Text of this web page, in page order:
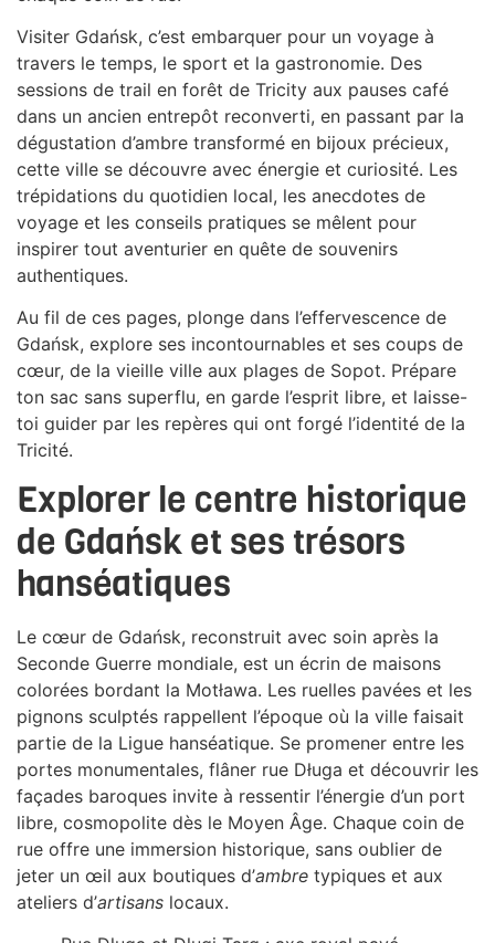
Visiter Gdańsk, c’est embarquer pour un voyage à
travers le temps, le sport et la gastronomie. Des
sessions de trail en forêt de Tricity aux pauses café
dans un ancien entrepôt reconverti, en passant par la
dégustation d’ambre transformé en bijoux précieux,
cette ville se découvre avec énergie et curiosité. Les
trépidations du quotidien local, les anecdotes de
voyage et les conseils pratiques se mêlent pour
inspirer tout aventurier en quête de souvenirs
authentiques.
Au fil de ces pages, plonge dans l’effervescence de
Gdańsk, explore ses incontournables et ses coups de
cœur, de la vieille ville aux plages de Sopot. Prépare
ton sac sans superflu, en garde l’esprit libre, et laisse-
toi guider par les repères qui ont forgé l’identité de la
Tricité.
Explorer le centre historique
de Gdańsk et ses trésors
hanséatiques
Le cœur de Gdańsk, reconstruit avec soin après la
Seconde Guerre mondiale, est un écrin de maisons
colorées bordant la Motława. Les ruelles pavées et les
pignons sculptés rappellent l’époque où la ville faisait
partie de la Ligue hanséatique. Se promener entre les
portes monumentales, flâner rue Długa et découvrir les
façades baroques invite à ressentir l’énergie d’un port
libre, cosmopolite dès le Moyen Âge. Chaque coin de
rue offre une immersion historique, sans oublier de
jeter un œil aux boutiques d’ambre typiques et aux
ateliers d’artisans locaux.